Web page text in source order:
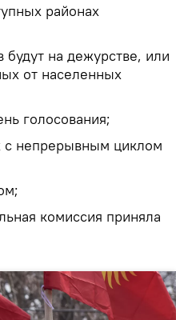
районах
на дежурстве, или
от населенных
голосования;
с непрерывным циклом
комиссия приняла